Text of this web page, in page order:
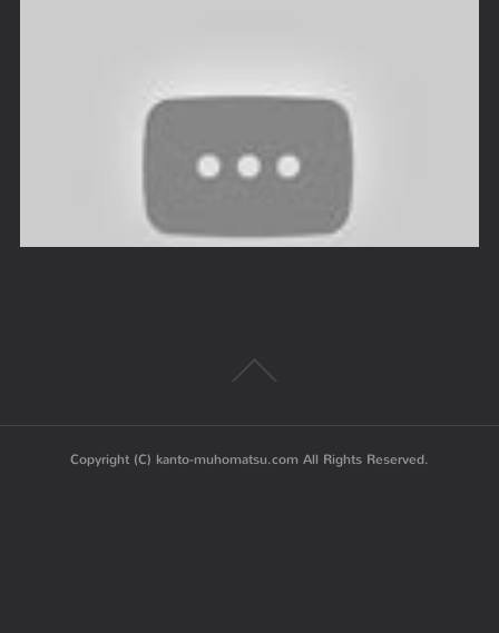
Copyright (C) kanto-muhomatsu.com All Rights Reserved.